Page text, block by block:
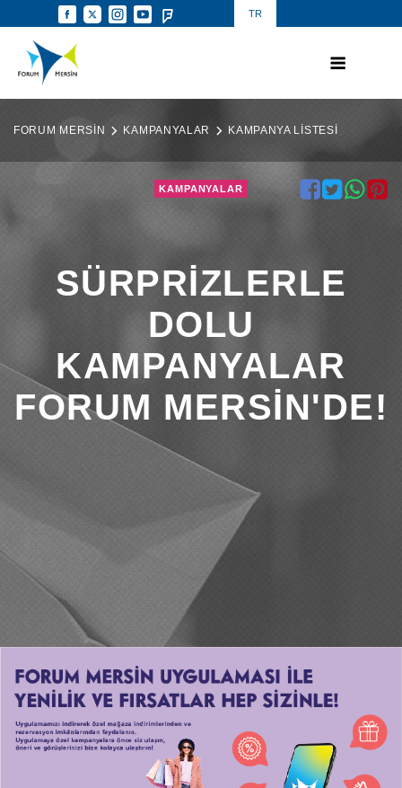
TR
FORUM MERSİN KAMPANYALAR KAMPANYA LİSTESİ
KAMPANYALAR
SÜRPRİZLERLE
DOLU
KAMPANYALAR
FORUM MERSİN'DE!